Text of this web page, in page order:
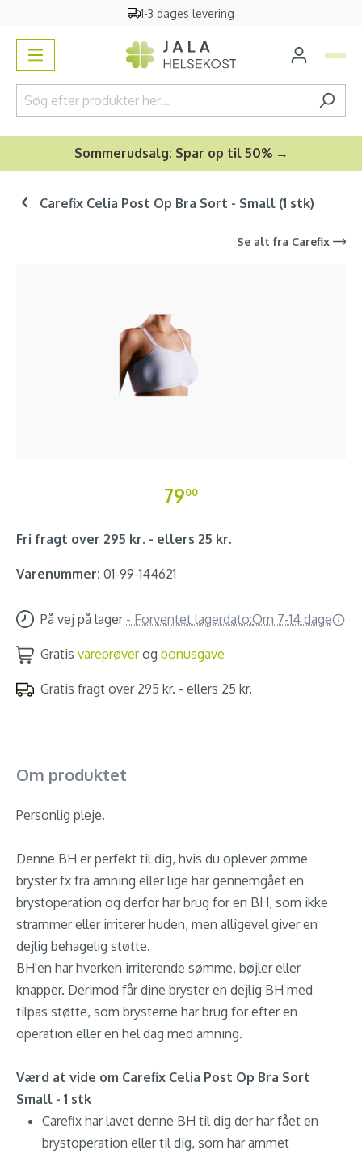
1-3 dages levering
Sommerudsalg: Spar op til 50% →
Carefix Celia Post Op Bra Sort - Small (1 stk)
Se alt fra Carefix
7900
Fri fragt over 295 kr. - ellers 25 kr.
Varenummer: 01-99-144621
På vej på lager - Forventet lagerdato:Om 7-14 dage
Gratis vareprøverog bonusgave
Gratis fragt over 295 kr. - ellers 25 kr.
Om produktet
Personlig pleje.
Denne BH er perfekt til dig, hvis du oplever ømme
bryster fx fra amning eller lige har gennemgået en
brystoperation og derfor har brug for en BH, som ikke
strammer eller irriterer huden, men alligevel giver en
dejlig behagelig støtte.
BH'en har hverken irriterende sømme, bøjler eller
knapper. Derimod får dine bryster en dejlig BH med
tilpas støtte, som brysterne har brug for efter en
operation eller en hel dag med amning.
Værd at vide om Carefix Celia Post Op Bra Sort
Small - 1 stk
Carefix har lavet denne BH til dig der har fået en
brystoperation eller til dig, som har ammet